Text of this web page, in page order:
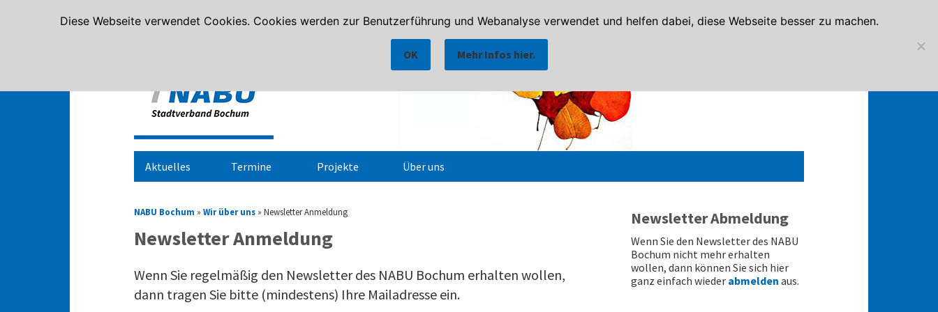
Aktuelles Termine Projekte Über uns
NABU Bochum » Wir über uns » Newsletter Anmeldung
Newsletter Anmeldung
Wenn Sie regelmäßig den Newsletter des NABU Bochum erhalten wollen,
dann tragen Sie bitte (mindestens) Ihre Mailadresse ein.
Newsletter Abmeldung
Wenn Sie den Newsletter des NABU
Bochum nicht mehr erhalten
wollen, dann können Sie sich hier
ganz einfach wieder abmelden aus.
Diese Webseite verwendet Cookies. Cookies werden zur Benutzerführung und Webanalyse verwendet und helfen dabei, diese Webseite besser zu machen.
OK Mehr Infos hier.